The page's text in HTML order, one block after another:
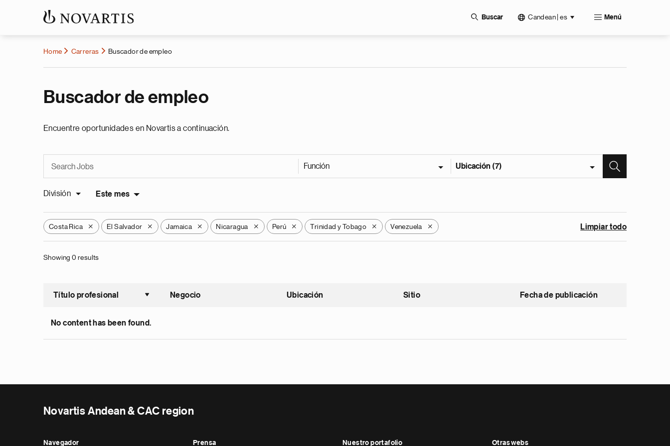
Buscar Candean | es Menú
Home Carreras Buscador de empleo
Buscador de empleo
Encuentre oportunidades en Novartis a continuación.
Función Ubicación (7)
División Este mes
Costa Rica X El Salvador X Jamaica X Nicaragua X Perú X Trinidad y Tobago X Venezuela X Limpiar todo
Showing 0 results
Título profesional
Ordenar ascendente
Negocio Ubicación Sitio Fecha de publicación
No content has been found.
Novartis Andean & CAC region
Navegador Prensa Nuestro portafolio Otras webs